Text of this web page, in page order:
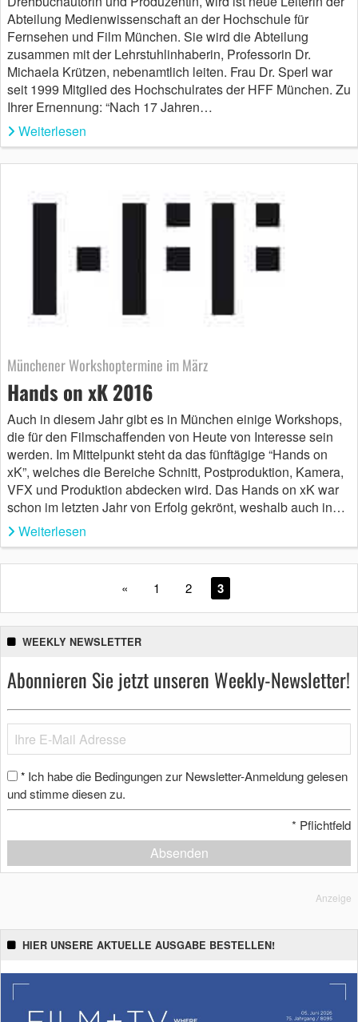
Abteilung Medienwissenschaft an der Hochschule für
Fernsehen und Film München. Sie wird die Abteilung
zusammen mit der Lehrstuhlinhaberin, Professorin Dr.
Michaela Krützen, nebenamtlich leiten. Frau Dr. Sperl war
seit 1999 Mitglied des Hochschulrates der HFF München. Zu
Ihrer Ernennung: “Nach 17 Jahren…
Weiterlesen
Münchener Workshoptermine im März
Hands on xK 2016
Auch in diesem Jahr gibt es in München einige Workshops,
die für den Filmschaffenden von Heute von Interesse sein
werden. Im Mittelpunkt steht da das fünftägige “Hands on
xK”, welches die Bereiche Schnitt, Postproduktion, Kamera,
VFX und Produktion abdecken wird. Das Hands on xK war
schon im letzten Jahr von Erfolg gekrönt, weshalb auch in…
Weiterlesen
« 1 2 3
WEEKLY NEWSLETTER
Abonnieren Sie jetzt unseren Weekly-Newsletter!
* Ich habe die Bedingungen zur Newsletter-Anmeldung gelesen
und stimme diesen zu.
* Pflichtfeld
Absenden
Anzeige
HIER UNSERE AKTUELLE AUSGABE BESTELLEN!